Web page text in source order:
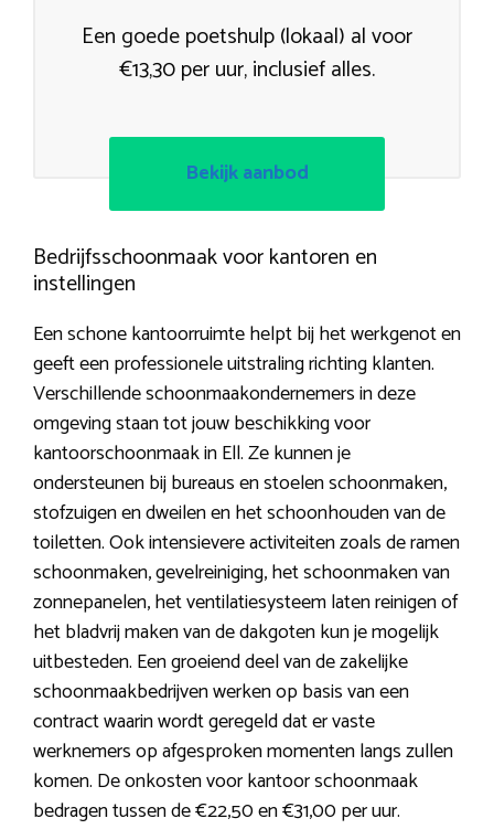
Een goede poetshulp (lokaal) al voor
€13,30 per uur, inclusief alles.
Bekijk aanbod
Bedrijfsschoonmaak voor kantoren en
instellingen
Een schone kantoorruimte helpt bij het werkgenot en
geeft een professionele uitstraling richting klanten.
Verschillende schoonmaakondernemers in deze
omgeving staan tot jouw beschikking voor
kantoorschoonmaak in Ell. Ze kunnen je
ondersteunen bij bureaus en stoelen schoonmaken,
stofzuigen en dweilen en het schoonhouden van de
toiletten. Ook intensievere activiteiten zoals de ramen
schoonmaken, gevelreiniging, het schoonmaken van
zonnepanelen, het ventilatiesysteem laten reinigen of
het bladvrij maken van de dakgoten kun je mogelijk
uitbesteden. Een groeiend deel van de zakelijke
schoonmaakbedrijven werken op basis van een
contract waarin wordt geregeld dat er vaste
werknemers op afgesproken momenten langs zullen
komen. De onkosten voor kantoor schoonmaak
bedragen tussen de €22,50 en €31,00 per uur.